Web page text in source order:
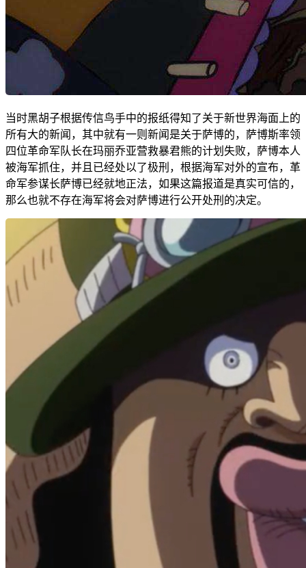
当时黑胡子根据传信鸟手中的报纸得知了关于新世界海面上的
所有大的新闻，其中就有一则新闻是关于萨博的，萨博斯率领
四位革命军队长在玛丽乔亚营救暴君熊的计划失败，萨博本人
被海军抓住，并且已经处以了极刑，根据海军对外的宣布，革
命军参谋长萨博已经就地正法，如果这篇报道是真实可信的，
那么也就不存在海军将会对萨博进行公开处刑的决定。